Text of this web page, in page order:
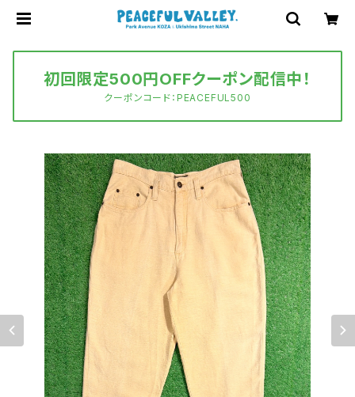
初回限定500円OFFクーポン配信中！
クーポンコード：PEACEFUL500